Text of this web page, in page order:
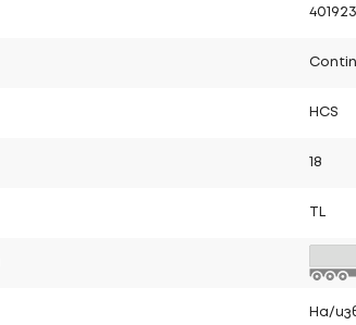
HCS
18
На/